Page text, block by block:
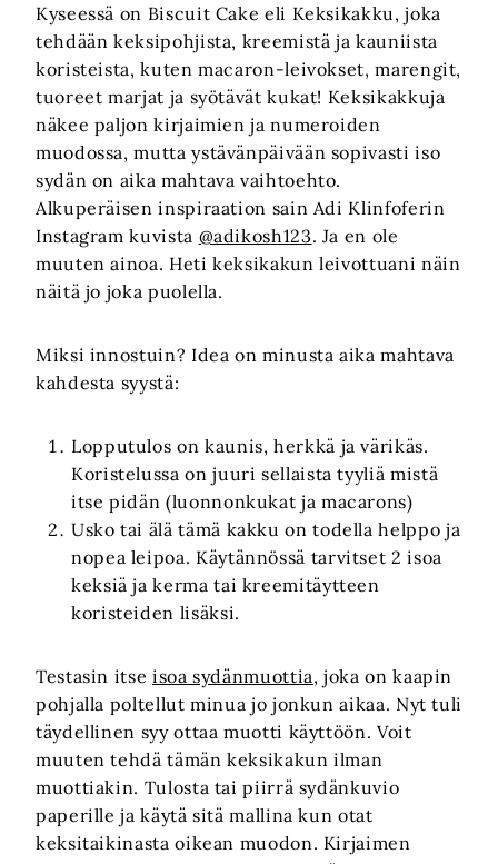
Kyseessä on Biscuit Cake eli Keksikakku, joka
tehdään keksipohjista, kreemistä ja kauniista
koristeista, kuten macaron-leivokset, marengit,
tuoreet marjat ja syötävät kukat! Keksikakkuja
näkee paljon kirjaimien ja numeroiden
muodossa, mutta ystävänpäivään sopivasti iso
sydän on aika mahtava vaihtoehto.
Alkuperäisen inspiraation sain Adi Klinfoferin
Instagram kuvista @adikosh123. Ja en ole
muuten ainoa. Heti keksikakun leivottuani näin
näitä jo joka puolella.
Miksi innostuin? Idea on minusta aika mahtava
kahdesta syystä:
Lopputulos on kaunis, herkkä ja värikäs.
Koristelussa on juuri sellaista tyyliä mistä
itse pidän (luonnonkukat ja macarons)
Usko tai älä tämä kakku on todella helppo ja
nopea leipoa. Käytännössä tarvitset 2 isoa
keksiä ja kerma tai kreemitäytteen
koristeiden lisäksi.
Testasin itse isoa sydänmuottia, joka on kaapin
pohjalla poltellut minua jo jonkun aikaa. Nyt tuli
täydellinen syy ottaa muotti käyttöön. Voit
muuten tehdä tämän keksikakun ilman
muottiakin. Tulosta tai piirrä sydänkuvio
paperille ja käytä sitä mallina kun otat
keksitaikinasta oikean muodon. Kirjaimen